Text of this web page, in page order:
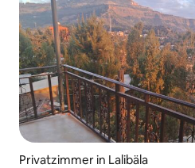
Privatzimmer in Lalibäla